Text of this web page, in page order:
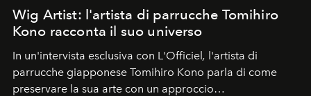
Wig Artist: l'artista di parrucche Tomihiro
Kono racconta il suo universo
In un'intervista esclusiva con L'Officiel, l'artista di
parrucche giapponese Tomihiro Kono parla di come
preservare la sua arte con un approccio